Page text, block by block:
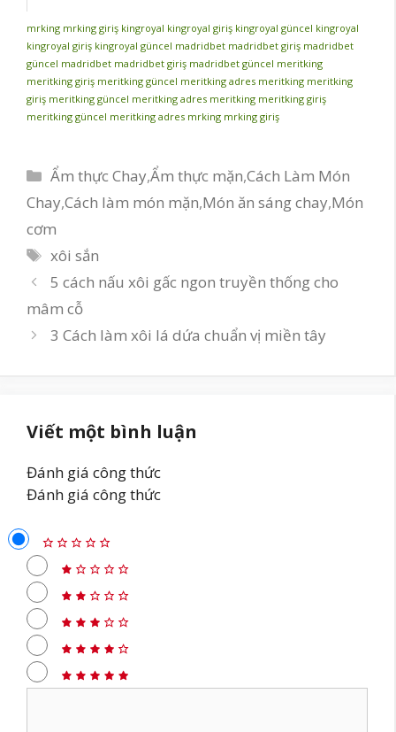
mrking mrking giriş kingroyal kingroyal giriş kingroyal güncel kingroyal
kingroyal giriş kingroyal güncel madridbet madridbet giriş madridbet
güncel madridbet madridbet giriş madridbet güncel meritking
meritking giriş meritking güncel meritking adres meritking meritking
giriş meritking güncel meritking adres meritking meritking giriş
meritking güncel meritking adres mrking mrking giriş
Danh
mục
Ẩm thực Chay,Ẩm thực mặn,Cách Làm Món
Chay,Cách làm món mặn,Món ăn sáng chay,Món
cơm
Thẻ
xôi sắn
5 cách nấu xôi gấc ngon truyền thống cho
mâm cỗ
3 Cách làm xôi lá dứa chuẩn vị miền tây
Viết một bình luận
Đánh giá công thức
Đánh giá công thức